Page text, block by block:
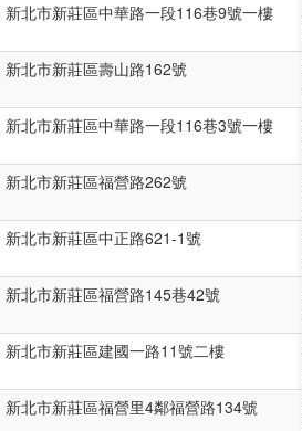
新北市新莊區中華路一段116巷9號一樓
新北市新莊區壽山路162號
新北市新莊區中華路一段116巷3號一樓
新北市新莊區福營路262號
新北市新莊區中正路621-1號
新北市新莊區福營路145巷42號
新北市新莊區建國一路11號二樓
新北市新莊區福營里4鄰福營路134號